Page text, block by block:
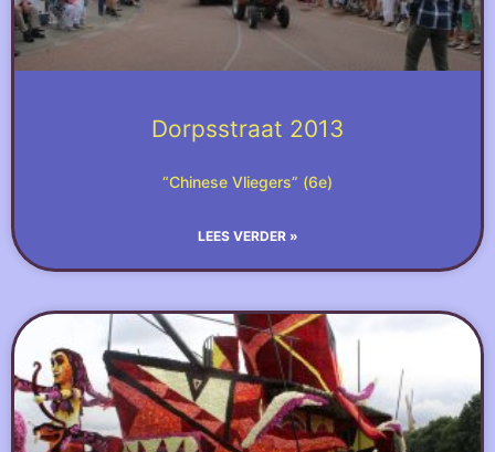
Dorpsstraat 2013
“Chinese Vliegers” (6e)
LEES VERDER »